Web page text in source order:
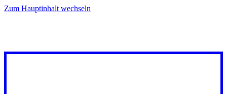
Zum Hauptinhalt wechseln